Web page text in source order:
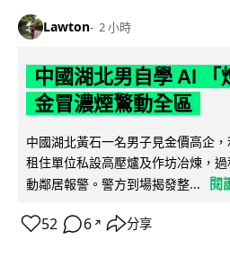
Lawton 2 小時
中國湖北男自學 AI 「
金冒濃煙驚動全區
中國湖北黃石一名男子見金價高企
租住單位私設高壓爐及作坊冶煉，
動鄰居報警。警方到場揭發整...
閱
52 6 ↗ 分享